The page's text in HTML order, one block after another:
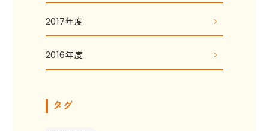
2017年度
2016年度
タグ